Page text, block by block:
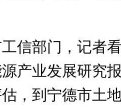
部门，记者看
产业发展研究
，到宁德市土